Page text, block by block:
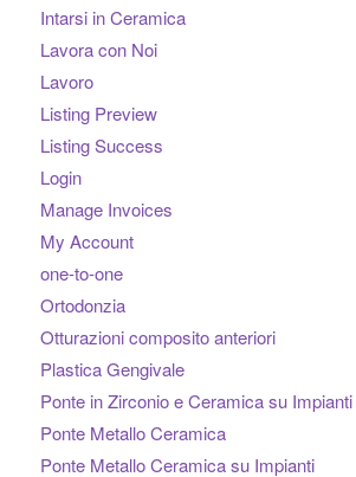
Intarsi in Ceramica
Lavora con Noi
Lavoro
Listing Preview
Listing Success
Login
Manage Invoices
My Account
one-to-one
Ortodonzia
Otturazioni composito anteriori
Plastica Gengivale
Ponte in Zirconio e Ceramica su Impianti
Ponte Metallo Ceramica
Ponte Metallo Ceramica su Impianti